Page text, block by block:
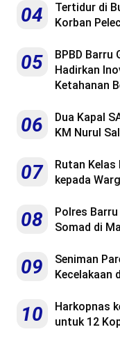
04
Tertidur di
Korban
05
BPBD Barru
Hadirkan
Ketahanan
06
Dua Kapal
KM Nurul
07
Rutan Kelas
kepada
08
Polres
Somad di
09
Seniman
Kecelakaan
10
Harkopnas
untuk 12